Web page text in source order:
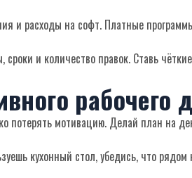
и расходы на софт. Платные
и количество правок. Ставь
рабочего
потерять мотивацию. Делай план на
кухонный стол, убедись, что